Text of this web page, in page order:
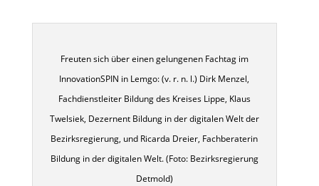
Freuten sich über einen gelungenen Fachtag im
InnovationSPIN in Lemgo: (v. r. n. l.) Dirk Menzel,
Fachdienstleiter Bildung des Kreises Lippe, Klaus
Twelsiek, Dezernent Bildung in der digitalen Welt der
Bezirksregierung, und Ricarda Dreier, Fachberaterin
Bildung in der digitalen Welt. (Foto: Bezirksregierung
Detmold)